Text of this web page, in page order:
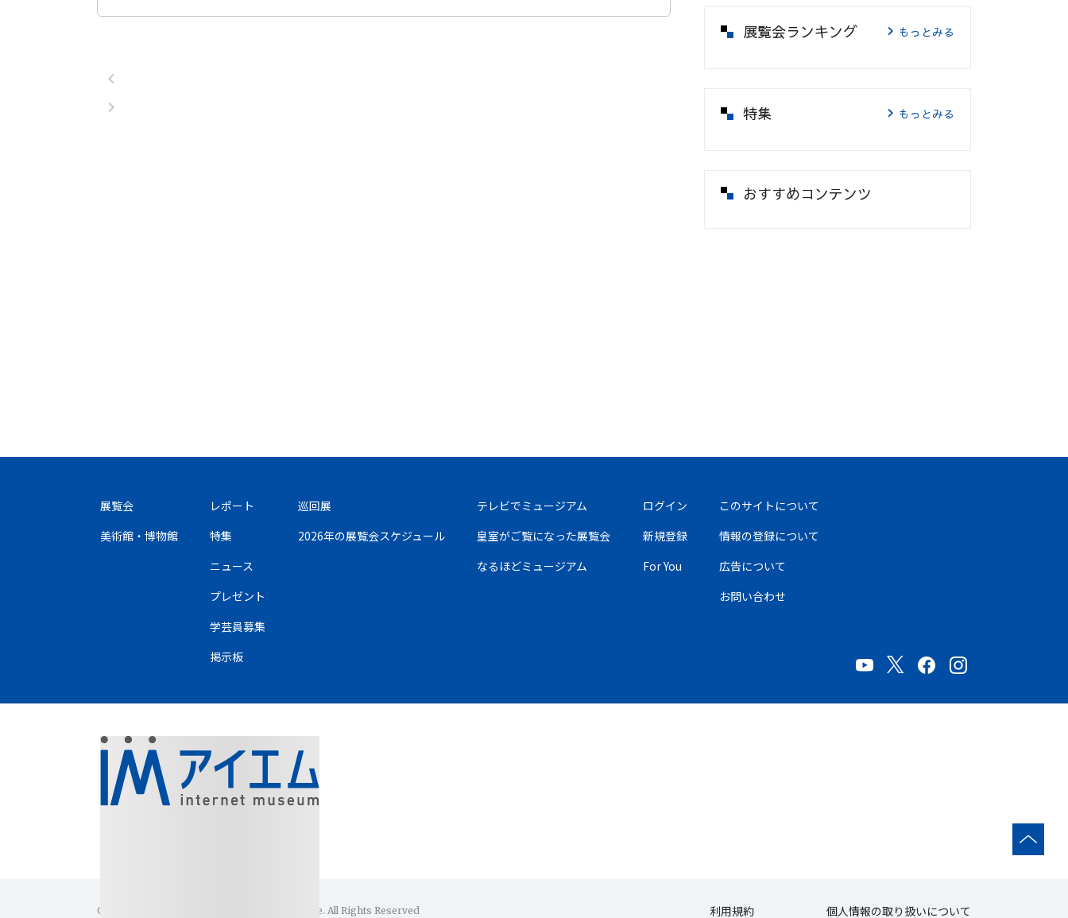
展覧会ランキング もっとみる
特集 もっとみる
おすすめコンテンツ
展覧会
美術館・博物館
レポート
特集
ニュース
プレゼント
学芸員募集
掲示板
巡回展
2026年の展覧会スケジュール
テレビでミュージアム
皇室がご覧になった展覧会
なるほどミュージアム
ログイン
新規登録
For You
このサイトについて
情報の登録について
広告について
お問い合わせ
Copyright(C)1996-2026 Internet Museum Office. All Rights Reserved 利用規約 個人情報の取り扱いについて